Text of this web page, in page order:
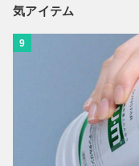
気アイテム
9